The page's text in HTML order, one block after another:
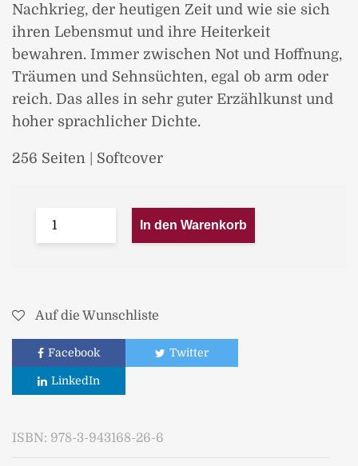
Nachkrieg, der heutigen Zeit und wie sie sich
ihren Lebensmut und ihre Heiterkeit
bewahren. Immer zwischen Not und Hoffnung,
Träumen und Sehnsüchten, egal ob arm oder
reich. Das alles in sehr guter Erzählkunst und
hoher sprachlicher Dichte.
256 Seiten | Softcover
In den Warenkorb
Auf die Wunschliste
Facebook Twitter
LinkedIn
ISBN: 978-3-943168-26-6